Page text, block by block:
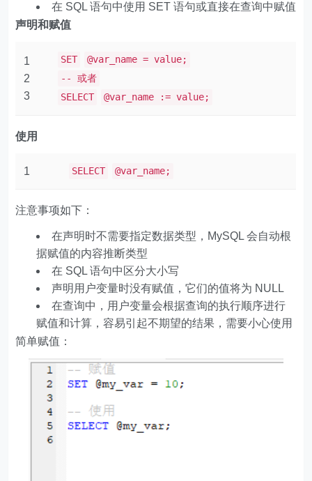
在 SQL 语句中使用 SET 语句或直接在查询中赋值
声明和赋值
1
2
3
SET
@var_name = value;
-- 或者
SELECT
@var_name := value;
使用
1 SELECT @var_name;
注意事项如下：
在声明时不需要指定数据类型，MySQL 会自动根
据赋值的内容推断类型
在 SQL 语句中区分大小写
声明用户变量时没有赋值，它们的值将为 NULL
在查询中，用户变量会根据查询的执行顺序进行
赋值和计算，容易引起不期望的结果，需要小心使用
简单赋值：